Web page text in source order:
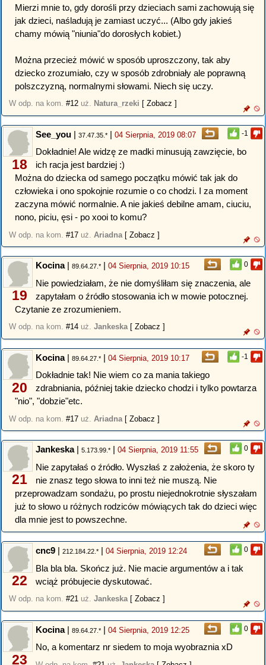
Mierzi mnie to, gdy dorośli przy dzieciach sami zachowują się
jak dzieci, naśladują je zamiast uczyć... (Albo gdy jakieś
chamy mówią "niunia"do dorosłych kobiet.)
Można przecież mówić w sposób uproszczony, tak aby
dziecko zrozumiało, czy w sposób zdrobniały ale poprawną
polszczyzną, normalnymi słowami. Niech się uczy.
W odp. na kom. #12 uż. Natura_rzeki [ Zobacz ]
-1
18
See_you | 37.47.35.* | 04 Sierpnia, 2019 08:07
Dokładnie! Ale widzę ze madki minusują zawzięcie, bo
ich racja jest bardziej :)
Można do dziecka od samego początku mówić tak jak do
człowieka i ono spokojnie rozumie o co chodzi. I za moment
zaczyna mówić normalnie. A nie jakieś debilne amam, ciuciu,
nono, piciu, ęsi - po xooi to komu?
W odp. na kom. #17 uż. Ariadna [ Zobacz ]
0
19
Kocina| 89.64.27.* | 04 Sierpnia, 2019 10:15
Nie powiedziałam, że nie domyśliłam się znaczenia, ale
zapytałam o źródło stosowania ich w mowie potocznej.
Czytanie ze zrozumieniem.
W odp. na kom. #14 uż. Jankeska [ Zobacz ]
-1
20
Kocina| 89.64.27.* | 04 Sierpnia, 2019 10:17
Dokładnie tak! Nie wiem co za mania takiego
zdrabniania, później takie dziecko chodzi i tylko powtarza
"nio", "dobzie"etc.
W odp. na kom. #17 uż. Ariadna [ Zobacz ]
0
21
Jankeska| 5.173.99.* | 04 Sierpnia, 2019 11:55
Nie zapytałaś o źródło. Wyszłaś z założenia, że skoro ty
nie znasz tego słowa to inni też nie muszą. Nie
przeprowadzam sondażu, po prostu niejednokrotnie słyszałam
już to słowo u różnych rodziców mówiących tak do dzieci więc
dla mnie jest to powszechne.
0
22
cnc9 | 212.184.22.* | 04 Sierpnia, 2019 12:24
Bla bla bla. Skończ już. Nie macie argumentów a i tak
wciąż próbujecie dyskutować.
W odp. na kom. #21 uż. Jankeska [ Zobacz ]
0
23
Kocina| 89.64.27.* | 04 Sierpnia, 2019 12:25
No, a komentarz nr siedem to moja wyobraznia xD